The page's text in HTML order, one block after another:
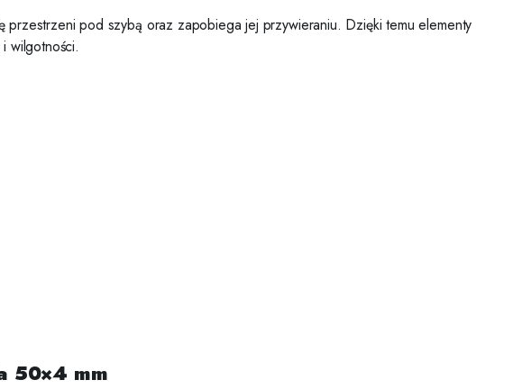
pod szybą oraz zapobiega jej przywieraniu. Dzięki temu elementy
wilgotności.
50×4 mm